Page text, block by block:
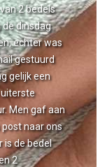
2 bedels
dinsdag
echter was
gestuurd
gelijk een
uiterste
Men gaf aan
naar ons
is de bedel
2